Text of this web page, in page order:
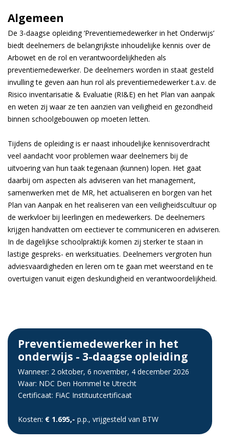
Algemeen
De 3-daagse opleiding ‘Preventiemedewerker in het Onderwijs’
biedt deelnemers de belangrijkste inhoudelijke kennis over de
Arbowet en de rol en verantwoordelijkheden als
preventiemedewerker. De deelnemers worden in staat gesteld
invulling te geven aan hun rol als preventiemedewerker t.a.v. de
Risico inventarisatie & Evaluatie (RI&E) en het Plan van aanpak
en weten zij waar ze ten aanzien van veiligheid en gezondheid
binnen schoolgebouwen op moeten letten.
Tijdens de opleiding is er naast inhoudelijke kennisoverdracht
veel aandacht voor problemen waar deelnemers bij de
uitvoering van hun taak tegenaan (kunnen) lopen. Het gaat
daarbij om aspecten als adviseren van het management,
samenwerken met de MR, het actualiseren en borgen van het
Plan van Aanpak en het realiseren van een veiligheidscultuur op
de werkvloer bij leerlingen en medewerkers. De deelnemers
krijgen handvatten om effectiever te communiceren en adviseren.
In de dagelijkse schoolpraktijk komen zij sterker te staan in
lastige gespreks- en werksituaties. Deelnemers vergroten hun
adviesvaardigheden en leren om te gaan met weerstand en te
overtuigen vanuit eigen deskundigheid en verantwoordelijkheid.
Preventiemedewerker in het
onderwijs - 3-daagse opleiding
Wanneer: 2 oktober, 6 november, 4 december 2026
Waar: NDC Den Hommel te Utrecht
Certificaat: FiAC Instituutcertificaat
Kosten: € 1.695,- p.p., vrijgesteld van BTW